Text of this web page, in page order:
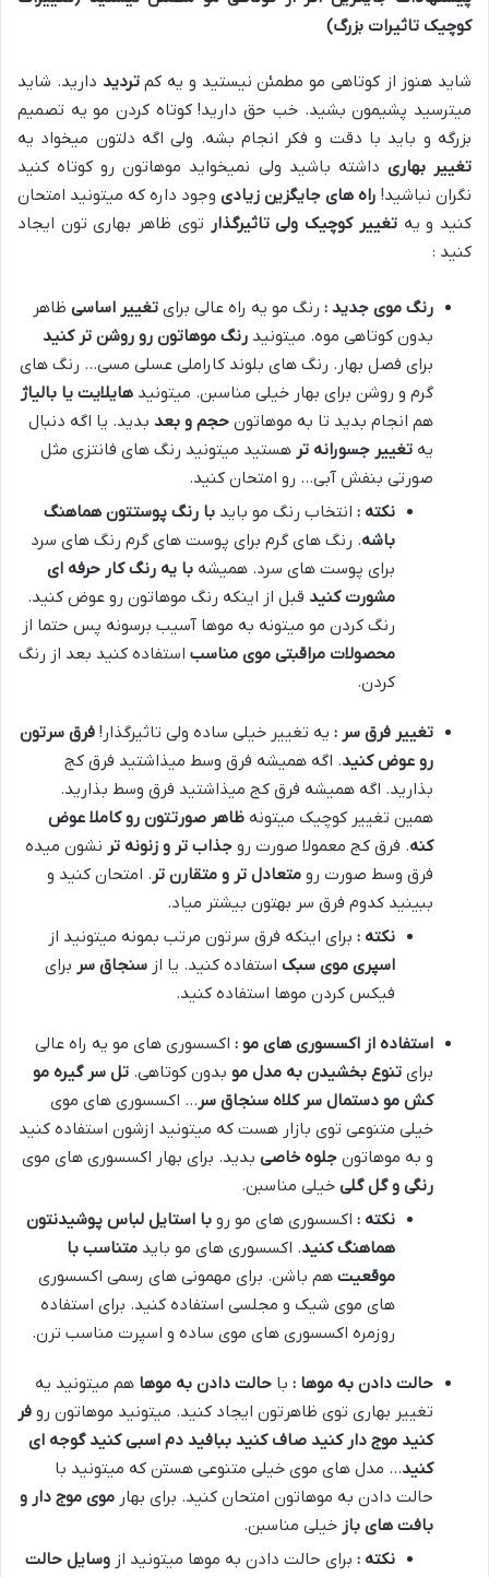
کوچیک تاثیرات بزرگ)
شاید هنوز از کوتاهی مو مطمئن نیستید و یه کمتردید دارید. شاید
میترسید پشیمون بشید. خب حق دارید! کوتاه کردن مو یه تصمیم
بزرگه و باید با دقت و فکر انجام بشه. ولی اگه دلتون میخواد یه
تغییر بهاری داشته باشید ولی نمیخواید موهاتون رو کوتاه کنید
نگران نباشید! راه های جایگزین زیادی وجود داره که میتونید امتحان
کنید و یهتغییر کوچیک ولی تاثیرگذار توی ظاهر بهاری تون ایجاد
کنید :
رنگ موی جدید : رنگ مو یه راه عالی برای تغییر اساسی ظاهر
بدون کوتاهی موه. میتونید رنگ موهاتون رو روشن تر کنید
برای فصل بهار. رنگ های بلوند کاراملی عسلی مسی… رنگ های
گرم و روشن برای بهار خیلی مناسبن. میتونید هایلایت یا بالیاژ
هم انجام بدید تا به موهاتون حجم و بعد بدید. یا اگه دنبال
یه تغییر جسورانه تر هستید میتونید رنگ های فانتزی مثل
صورتی بنفش آبی… رو امتحان کنید.
نکته : انتخاب رنگ مو باید با رنگ پوستتون هماهنگ
باشه. رنگ های گرم برای پوست های گرم رنگ های سرد
برای پوست های سرد. همیشه با یه رنگ کار حرفه ای
مشورت کنید قبل از اینکه رنگ موهاتون رو عوض کنید.
رنگ کردن مو میتونه به موها آسیب برسونه پس حتما از
محصولات مراقبتی موی مناسب استفاده کنید بعد از رنگ
کردن.
تغییر فرق سر : یه تغییر خیلی ساده ولی تاثیرگذار! فرق سرتون
رو عوض کنید. اگه همیشه فرق وسط میذاشتید فرق کج
بذارید. اگه همیشه فرق کج میذاشتید فرق وسط بذارید.
همین تغییر کوچیک میتونه ظاهر صورتتون رو کاملا عوض
کنه. فرق کج معمولا صورت رو جذاب تر و زنونه تر نشون میده
فرق وسط صورت رو متعادل تر و متقارن تر . امتحان کنید و
ببینید کدوم فرق سر بهتون بیشتر میاد.
نکته : برای اینکه فرق سرتون مرتب بمونه میتونید از
اسپری موی سبک استفاده کنید. یا از سنجاق سر برای
فیکس کردن موها استفاده کنید.
استفاده از اکسسوری های مو : اکسسوری های مو یه راه عالی
برای تنوع بخشیدن به مدل مو بدون کوتاهی. تل سر گیره مو
کش مو دستمال سر کلاه سنجاق سر … اکسسوری های موی
خیلی متنوعی توی بازار هست که میتونید ازشون استفاده کنید
و به موهاتون جلوه خاصی بدید. برای بهار اکسسوری های موی
رنگی و گل گلی خیلی مناسبن.
نکته : اکسسوری های مو رو با استایل لباس پوشیدنتون
هماهنگ کنید. اکسسوری های مو باید متناسب با
موقعیت هم باشن. برای مهمونی های رسمی اکسسوری
های موی شیک و مجلسی استفاده کنید. برای استفاده
روزمره اکسسوری های موی ساده و اسپرت مناسب ترن.
حالت دادن به موها : با حالت دادن به موها هم میتونید یه
تغییر بهاری توی ظاهرتون ایجاد کنید. میتونید موهاتون رو فر
کنید موج دار کنید صاف کنید ببافید دم اسبی کنید گوجه ای
کنید… مدل های موی خیلی متنوعی هستن که میتونید با
حالت دادن به موهاتون امتحان کنید. برای بهار موی موج دار و
بافت های باز خیلی مناسبن.
نکته : برای حالت دادن به موها میتونید از وسایل حالت